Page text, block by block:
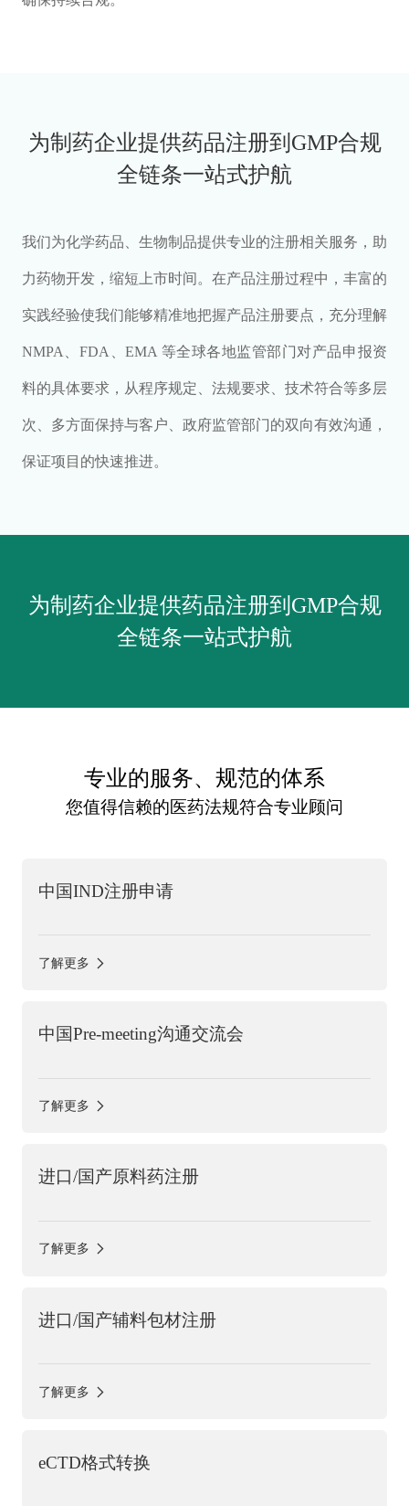
为制药企业提供药品注册到GMP合规
全链条一站式护航
我们为化学药品、生物制品提供专业的注册相关服务，助
力药物开发，缩短上市时间。在产品注册过程中，丰富的
实践经验使我们能够精准地把握产品注册要点，充分理解
NMPA、FDA、EMA 等全球各地监管部门对产品申报资
料的具体要求，从程序规定、法规要求、技术符合等多层
次、多方面保持与客户、政府监管部门的双向有效沟通，
保证项目的快速推进。
为制药企业提供药品注册到GMP合规
全链条一站式护航
专业的服务、规范的体系
您值得信赖的医药法规符合专业顾问
中国IND注册申请
了解更多
中国Pre-meeting沟通交流会
了解更多
进口/国产原料药注册
了解更多
进口/国产辅料包材注册
了解更多
eCTD格式转换